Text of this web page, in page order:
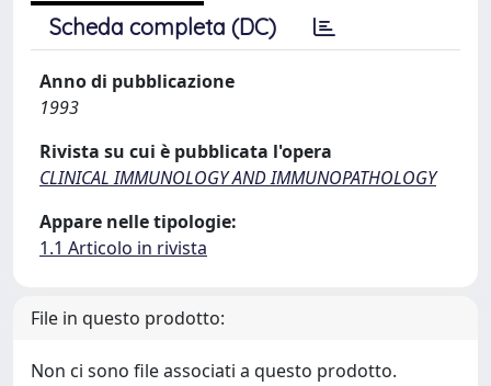
Scheda completa (DC)
Anno di pubblicazione
1993
Rivista su cui è pubblicata l'opera
CLINICAL IMMUNOLOGY AND IMMUNOPATHOLOGY
Appare nelle tipologie:
1.1 Articolo in rivista
File in questo prodotto:
Non ci sono file associati a questo prodotto.